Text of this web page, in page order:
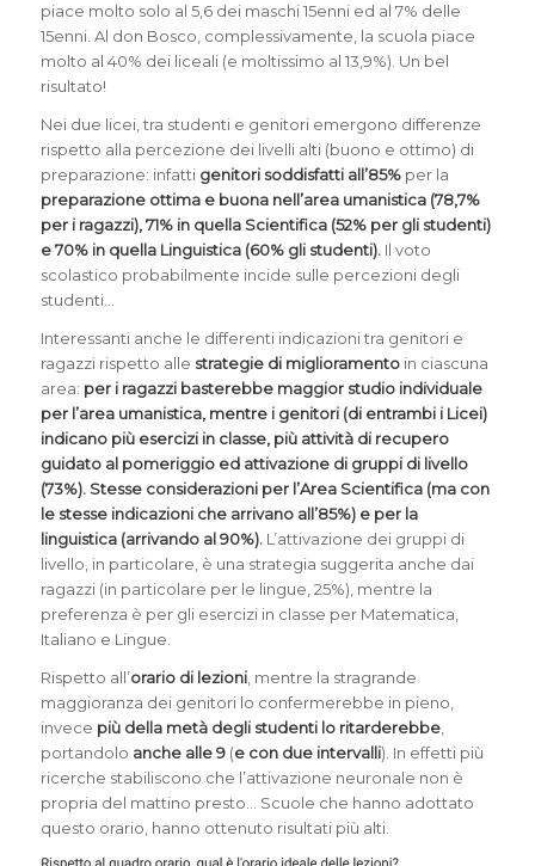
piace molto solo al 5,6 dei maschi 15enni ed al 7% delle
15enni. Al don Bosco, complessivamente, la scuola piace
molto al 40% dei liceali (e moltissimo al 13,9%). Un bel
risultato!
Nei due licei, tra studenti e genitori emergono differenze
rispetto alla percezione dei livelli alti (buono e ottimo) di
preparazione: infatti genitori soddisfatti all’85%per la
preparazione ottima e buona nell’area umanistica (78,7%
per i ragazzi), 71% in quella Scientifica (52% per gli studenti)
e 70% in quella Linguistica (60% gli studenti).Il voto
scolastico probabilmente incide sulle percezioni degli
studenti…
Interessanti anche le differenti indicazioni tra genitori e
ragazzi rispetto alle strategie di miglioramentoin ciascuna
area: per i ragazzi basterebbe maggior studio individuale
per l’area umanistica, mentre i genitori (di entrambi i Licei)
indicano più esercizi in classe, più attività di recupero
guidato al pomeriggio ed attivazione di gruppi di livello
(73%). Stesse considerazioni per l’Area Scientifica (ma con
le stesse indicazioni che arrivano all’85%) e per la
linguistica (arrivando al 90%). L’attivazione dei gruppi di
livello, in particolare, è una strategia suggerita anche dai
ragazzi (in particolare per le lingue, 25%), mentre la
preferenza è per gli esercizi in classe per Matematica,
Italiano e Lingue.
Rispetto all’orario di lezioni, mentre la stragrande
maggioranza dei genitori lo confermerebbe in pieno,
invece più della metà degli studenti lo ritarderebbe,
portandolo anche alle 9(e con due intervalli). In effetti più
ricerche stabiliscono che l’attivazione neuronale non è
propria del mattino presto… Scuole che hanno adottato
questo orario, hanno ottenuto risultati più alti.